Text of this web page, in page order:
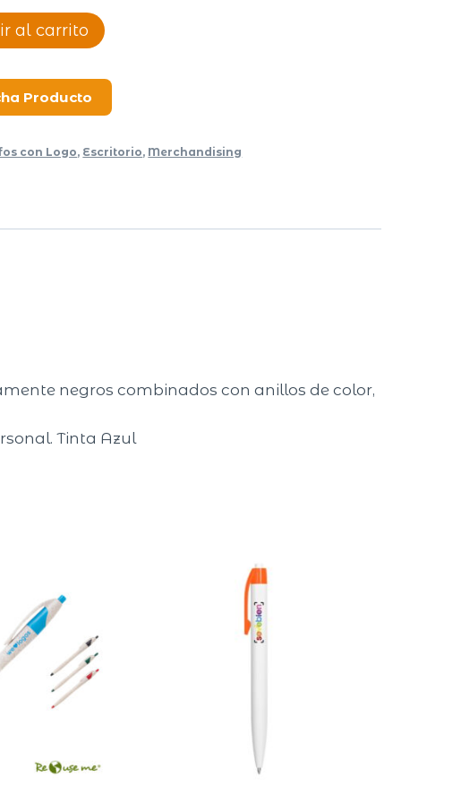
al carrito
Producto
con Logo, Escritorio, Merchandising
negros combinados con anillos de color,
Tinta Azul